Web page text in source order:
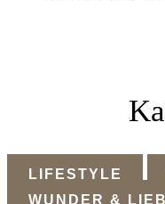
LIFESTYLE
WUNDER &